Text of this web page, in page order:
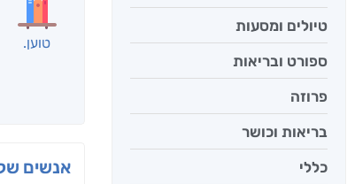
טיולים ומסעות
ספורט ובריאות
פרוזה
בריאות וכושר
כללי